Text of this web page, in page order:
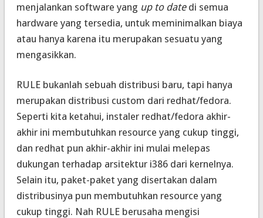
menjalankan software yang up to datedi semua
hardware yang tersedia, untuk meminimalkan biaya
atau hanya karena itu merupakan sesuatu yang
mengasikkan.
RULE bukanlah sebuah distribusi baru, tapi hanya
merupakan distribusi custom dari redhat/fedora.
Seperti kita ketahui, instaler redhat/fedora akhir-
akhir ini membutuhkan resource yang cukup tinggi,
dan redhat pun akhir-akhir ini mulai melepas
dukungan terhadap arsitektur i386 dari kernelnya.
Selain itu, paket-paket yang disertakan dalam
distribusinya pun membutuhkan resource yang
cukup tinggi. Nah RULE berusaha mengisi